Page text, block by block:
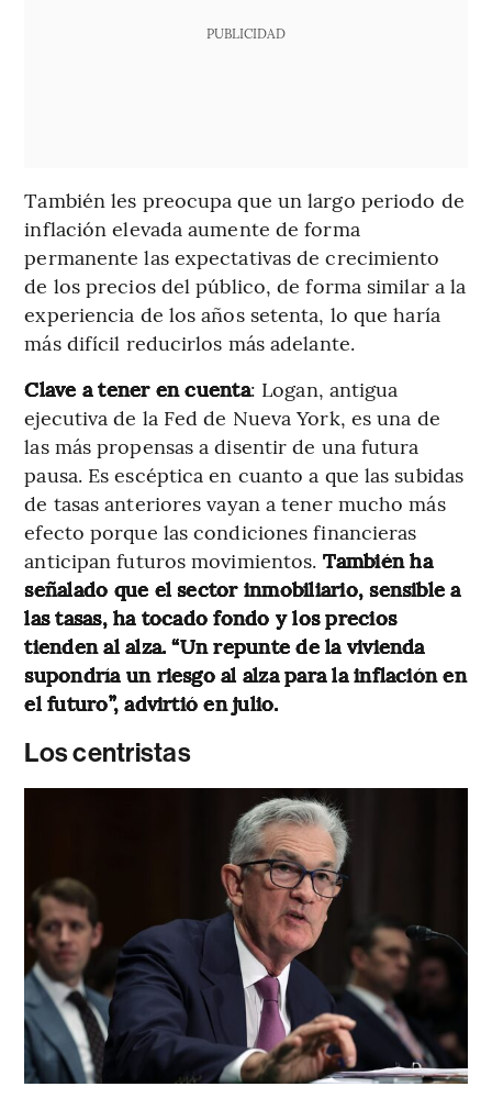
PUBLICIDAD
También les preocupa que un largo periodo de
inflación elevada aumente de forma
permanente las expectativas de crecimiento
de los precios del público, de forma similar a la
experiencia de los años setenta, lo que haría
más difícil reducirlos más adelante.
Clave a tener en cuenta: Logan, antigua
ejecutiva de la Fed de Nueva York, es una de
las más propensas a disentir de una futura
pausa. Es escéptica en cuanto a que las subidas
de tasas anteriores vayan a tener mucho más
efecto porque las condiciones financieras
anticipan futuros movimientos. También ha
señalado que el sector inmobiliario, sensible a
las tasas, ha tocado fondo y los precios
tienden al alza. “Un repunte de la vivienda
supondría un riesgo al alza para la inflación en
el futuro”, advirtió en julio.
Los centristas